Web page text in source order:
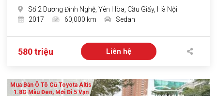
Số 2 Dương Đình Nghệ, Yên Hòa, Cầu Giấy, Hà Nội
2017
60,000 km Sedan
580 triệu Liên hệ
Mua Bán Ô Tô Cũ Toyota Altis
1.8G Màu Đen, Mới Đi 5 Vạn